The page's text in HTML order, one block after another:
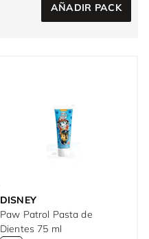
AÑADIR PACK
DISNEY
Paw Patrol Pasta de
Dientes 75 ml